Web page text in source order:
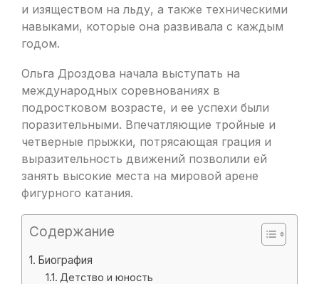
и изяществом на льду, а также техническими
навыками, которые она развивала с каждым
годом.
Ольга Дроздова начала выступать на
международных соревнованиях в
подростковом возрасте, и ее успехи были
поразительными. Впечатляющие тройные и
четверные прыжки, потрясающая грация и
выразительность движений позволили ей
занять высокие места на мировой арене
фигурного катания.
Содержание
Биография
Детство и юность